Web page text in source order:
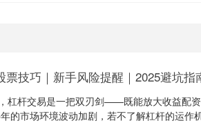
票技巧｜新手风险提醒｜2025避坑指
杠杆交易是一把双刃剑——既能放大收益配
的市场环境波动加剧，若不了解杠杆的运作